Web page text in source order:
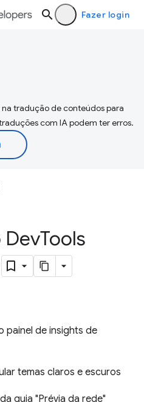
Fazer login
tradução de conteúdos para
com IA podem ter erros.
DevTools
painel de insights de
temas claros e escuros
guia "Prévia da rede"